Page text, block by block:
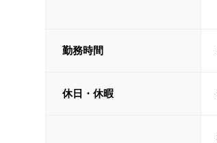
勤務時間
休日・休暇